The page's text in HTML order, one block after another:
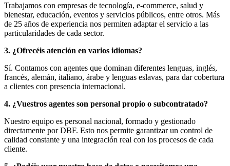
Trabajamos con empresas de tecnología, e-commerce, salud y
bienestar, educación, eventos y servicios públicos, entre otros. Más
de 25 años de experiencia nos permiten adaptar el servicio a las
particularidades de cada sector.
3. ¿Ofrecéis atención en varios idiomas?
Sí. Contamos con agentes que dominan diferentes lenguas, inglés,
francés, alemán, italiano, árabe y lenguas eslavas, para dar cobertura
a clientes con presencia internacional.
4. ¿Vuestros agentes son personal propio o subcontratado?
Nuestro equipo es personal nacional, formado y gestionado
directamente por DBF. Esto nos permite garantizar un control de
calidad constante y una integración real con los procesos de cada
cliente.